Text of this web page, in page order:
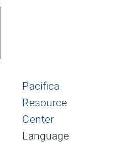
Pacifica
Resource
Center
Language